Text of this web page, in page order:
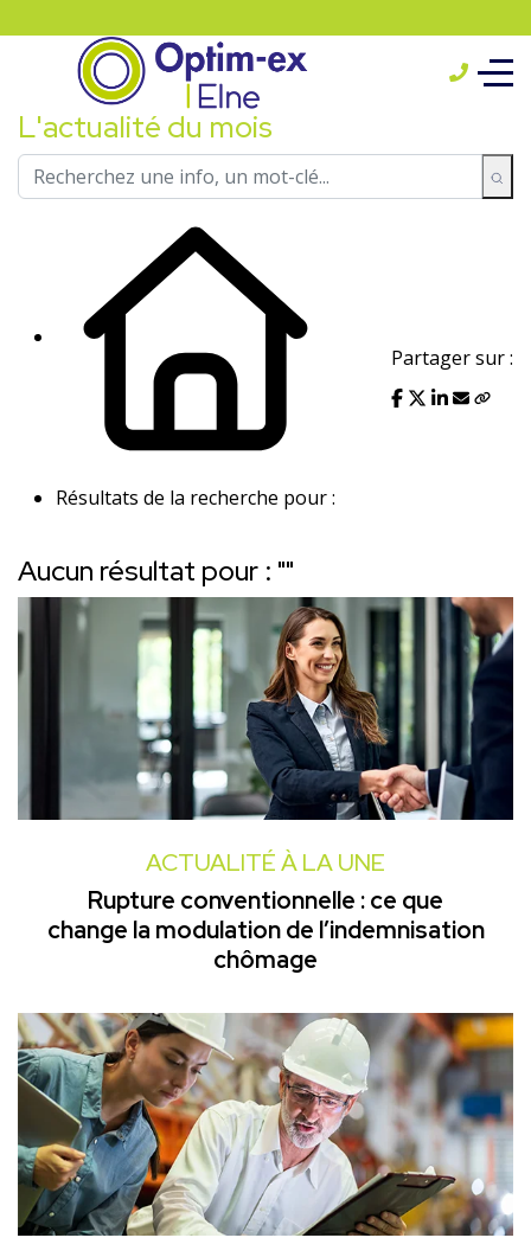
L'actualité du mois
Résultats de la recherche pour :
Partager sur :
Aucun résultat pour : ""
ACTUALITÉ À LA UNE
Rupture conventionnelle : ce que
change la modulation de l’indemnisation
chômage